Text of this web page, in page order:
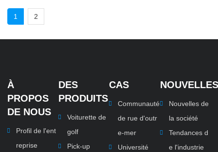
1 2
À
PROPOS
DE NOUS
Profil de l'ent
reprise
DES
PRODUITS
Voiturette de
golf
Pick-up
CAS
Communauté
de rue d'outr
e-mer
Université
NOUVELLES
Nouvelles de
la société
Tendances d
e l'industrie